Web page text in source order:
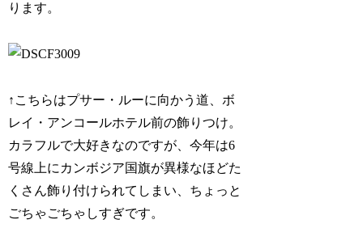
ります。
↑こちらはプサー・ルーに向かう道、ボ
レイ・アンコールホテル前の飾りつけ。
カラフルで大好きなのですが、今年は6
号線上にカンボジア国旗が異様なほどた
くさん飾り付けられてしまい、ちょっと
ごちゃごちゃしすぎです。